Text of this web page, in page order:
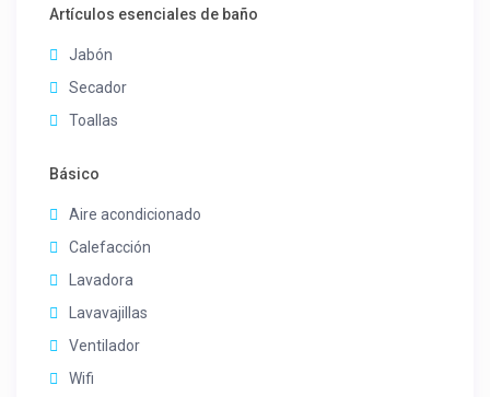
Artículos esenciales de baño
Jabón
Secador
Toallas
Básico
Aire acondicionado
Calefacción
Lavadora
Lavavajillas
Ventilador
Wifi